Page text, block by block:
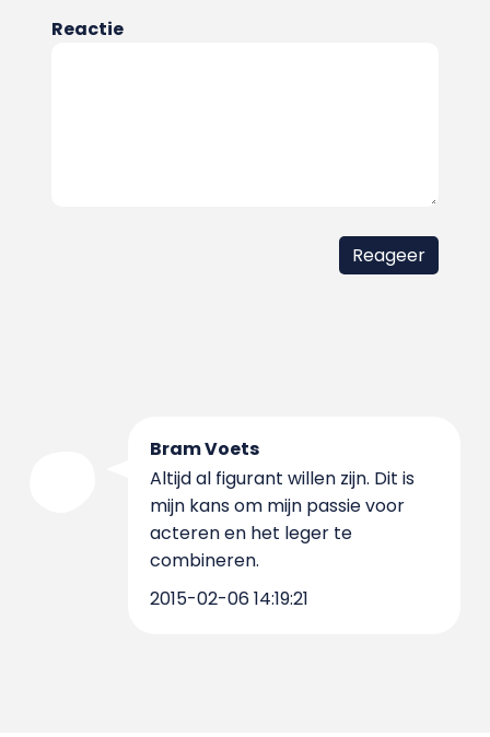
Reactie
Bram Voets
Altijd al figurant willen zijn. Dit is
mijn kans om mijn passie voor
acteren en het leger te
combineren.
2015-02-06 14:19:21